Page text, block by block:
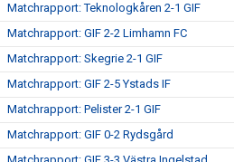
Matchrapport: Teknologkåren 2-1 GIF
Matchrapport: GIF 2-2 Limhamn FC
Matchrapport: Skegrie 2-1 GIF
Matchrapport: GIF 2-5 Ystads IF
Matchrapport: Pelister 2-1 GIF
Matchrapport: GIF 0-2 Rydsgård